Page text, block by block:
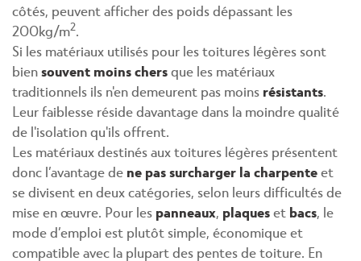
côtés, peuvent afficher des poids dépassant les
200kg/m2
Si les matériaux utilisés pour les toitures légères sont
biensouvent moins chersque les matériaux
traditionnels ils n'en demeurent pas moins résistants
Leur faiblesse réside davantage dans la moindre qualité
de l'isolation qu'ils offrent.
Les matériaux destinés aux toitures légères présentent
donc l’avantage de ne pas surcharger la charpenteet
se divisent en deux catégories, selon leurs difficultés de
mise en œuvre. Pour les panneaux plaqueset bacs , le
mode d’emploi est plutôt simple, économique et
compatible avec la plupart des pentes de toiture. En